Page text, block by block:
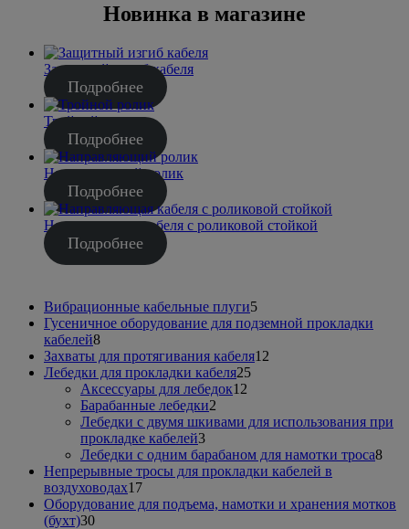
Новинка в магазине
Защитный изгиб кабеля
Подробнее
Тройной ролик
Подробнее
Направляющий ролик
Подробнее
Направляющая кабеля с роликовой стойкой
Подробнее
Вибрационные кабельные плуги55
товаров
Гусеничное оборудование для подземной прокладки
кабелей88
товаров
Захваты для протягивания кабеля12
Лебедки для прокладки кабеля2525
Аксессуары для лебедок12
Барабанные лебедки2
товара
Лебедки с двумя шкивами для использования при
прокладке кабелей33
товара
Лебедки с одним барабаном для намотки троса88
Непрерывные тросы для прокладки кабелей в
воздуховодах1717
товаров
Оборудование для подъема, намотки и хранения мотков
(бухт)3030